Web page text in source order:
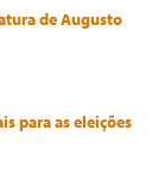
de Augusto
para as eleições